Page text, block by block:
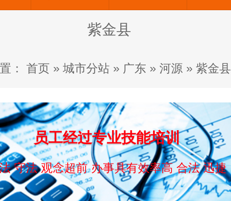
紫金县
： 首页 » 城市分站» 广东 » 河源 » 紫金县
员工经过专业技能培训
守法 观念超前 办事具有效率高 合法 迅捷